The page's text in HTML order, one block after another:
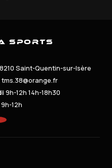
Sports
Saint-Quentin-sur-Isère
tms.38@orange.fr
9h-12h 14h-18h30
9h-12h